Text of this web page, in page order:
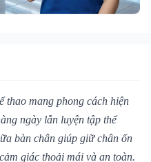
thao mang phong cách hiện
ngày lẫn luyện tập thể
bàn chân giúp giữ chân ổn
giác thoải mái và an toàn.